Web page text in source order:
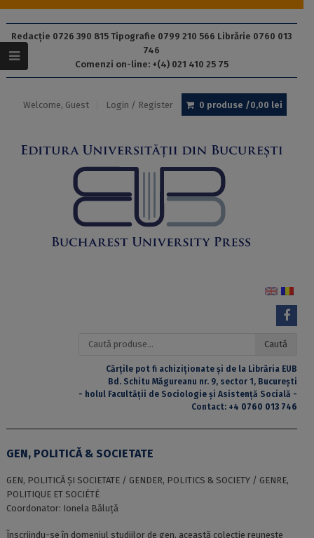
Redacție 0726 390 815 Tipografie 0799 210 566 Librărie 0760 013
746
Comenzi on-line: +(4) 021 410 25 75
Welcome, Guest Login / Register 0 produse /0,00 lei
Caută
Caută
Cărțile pot fi achiziționate și de la Librăria EUB
Bd. Schitu Măgureanu nr. 9, sector 1, București
- holul Facultății de Sociologie și Asistență Socială -
Contact: +4 0760 013 746
GEN, POLITICĂ & SOCIETATE
GEN, POLITICĂ ŞI SOCIETATE / GENDER, POLITICS & SOCIETY / GENRE,
POLITIQUE ET SOCIÉTÉ
Coordonator: Ionela Băluță
Înscriindu-se în domeniul studiilor de gen, această colecţie reuneşte